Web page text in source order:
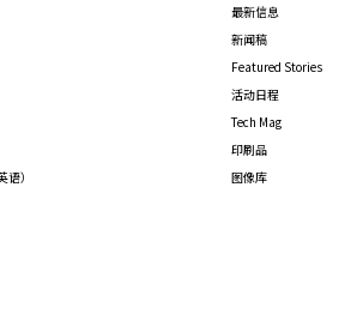
）
最新信息
新闻稿
Featured Stories
活动日程
Tech Mag
印刷品
图像库